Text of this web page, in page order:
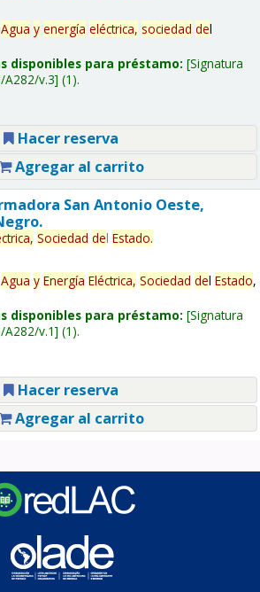
Agua y energía eléctrica, sociedad del
disponibles para préstamo: Signatura
A282/v.3 (1).
Hacer reserva
Agregar al carrito
San Antonio Oeste,
Sociedad del Estado.
Agua y Energía Eléctrica, Sociedad del Estado,
disponibles para préstamo: Signatura
A282/v.1 (1).
Hacer reserva
Agregar al carrito